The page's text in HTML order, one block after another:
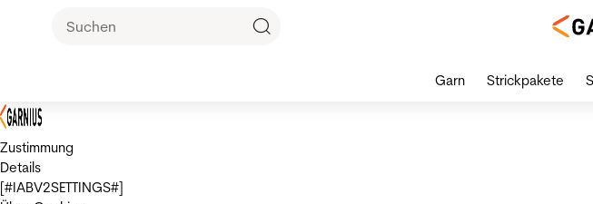
Zustimmung
Details
[#IABV2SETTINGS#]
Garn Strickpakete